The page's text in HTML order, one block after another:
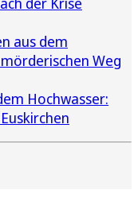
aus dem
Weg
Hochwasser: